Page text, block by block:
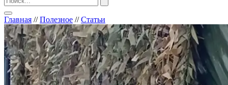
Главная //Полезное //Статьи